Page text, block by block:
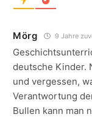
Mörg 9 Jahre
deutsche Kinder.
und vergessen,
Verantwortung
Bullen kann man